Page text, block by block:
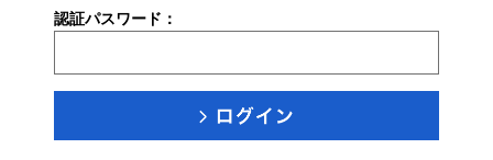
認証パスワード：